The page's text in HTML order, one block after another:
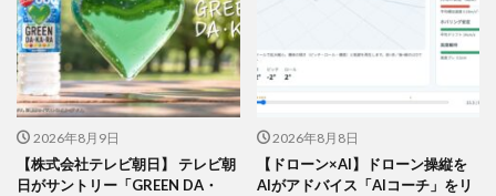
2026年8月9日
【株式会社テレビ朝日】 テレビ朝
日がサントリー「GREEN DA・
2026年8月8日
【ドローン×AI】ドローン操縦を
AIがアドバイス「AIコーチ」をリ